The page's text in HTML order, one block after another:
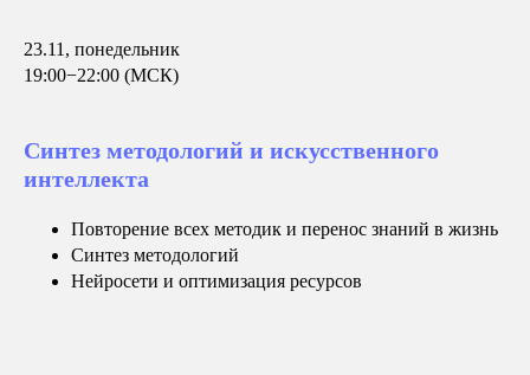
23.11, понедельник
19:00−22:00 (МСК)
Синтез методологий и искусственного
интеллекта
Повторение всех методик и перенос знаний в жизнь
Синтез методологий
Нейросети и оптимизация ресурсов